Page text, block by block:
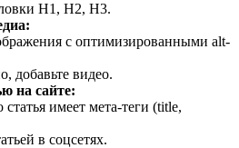
H1, H2, H3.
с оптимизированными alt-
добавьте видео.
на сайте:
статья имеет мета-теги (title,
в соцсетях.